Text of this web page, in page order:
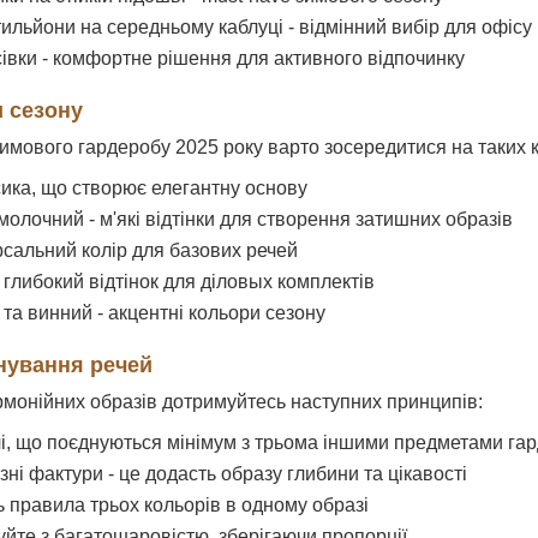
на середньому каблуці - відмінний вибір для офісу
- комфортне рішення для активного відпочинку
сезону
гардеробу 2025 року варто зосередитися на таких
що створює елегантну основу
- м'які відтінки для створення затишних образів
колір для базових речей
відтінок для діловых комплектів
винний - акцентні кольори сезону
речей
образів дотримуйтесь наступних принципів:
що поєднуються мінімум з трьома іншими предметами
фактури - це додасть образу глибини та цікавості
трьох кольорів в одному образі